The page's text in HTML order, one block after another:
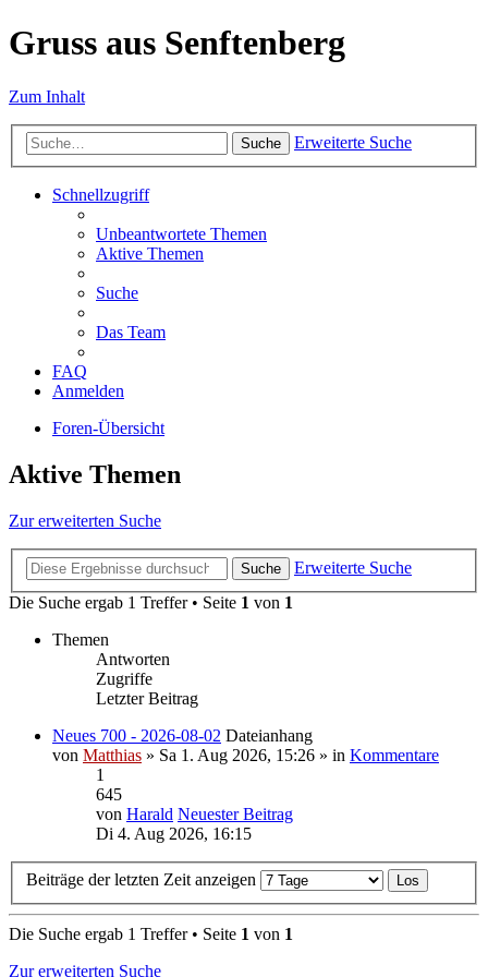
Gruss aus Senftenberg
Zum Inhalt
Suche Erweiterte Suche
Schnellzugriff
Unbeantwortete Themen
Aktive Themen
Suche
Das Team
FAQ
Anmelden
Foren-Übersicht
Aktive Themen
Zur erweiterten Suche
Suche
Erweiterte Suche
Die Suche ergab 1 Treffer • Seite 1 von 1
Themen
Antworten
Zugriffe
Letzter Beitrag
Neues 700 - 2026-08-02 Dateianhang
von Matthias » Sa 1. Aug 2026, 15:26 » in Kommentare
1
645
von Harald Neuester Beitrag
Di 4. Aug 2026, 16:15
Beiträge der letzten Zeit anzeigen
Die Suche ergab 1 Treffer • Seite 1 von 1
Zur erweiterten Suche